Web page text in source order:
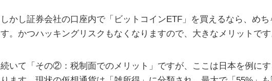
しかし証券会社の口座内で「ビットコインETF」を買えるなら、め
す。かつハッキングリスクもなくなりますので、大きなメリットです
続いて「その②：税制面でのメリット」ですが、ここは日本を例に